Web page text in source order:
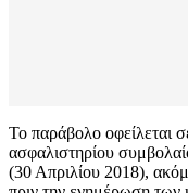
Το παράβολο οφείλεται
ασφαλιστηρίου
(30 Απριλίου 2018),